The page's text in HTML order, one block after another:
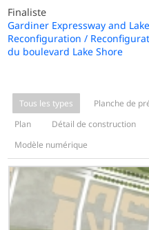
Finaliste
Gardiner Expressway and
Reconfiguration /
du boulevard Lake Shore
Tous les types Planche de
Plan
Détail de construction
Modèle numérique